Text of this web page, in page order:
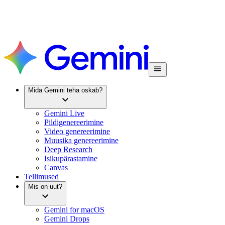
Mida Gemini teha oskab?
Gemini Live
Pildigenereerimine
Video genereerimine
Muusika genereerimine
Deep Research
Isikupärastamine
Canvas
Tellimused
Mis on uut?
Gemini for macOS
Gemini Drops